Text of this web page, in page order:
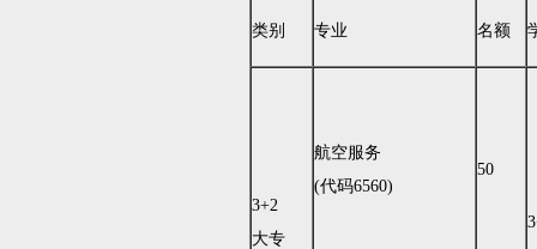
类别 专业 名额
3+2
大专
航空服务
(代码6560)
50